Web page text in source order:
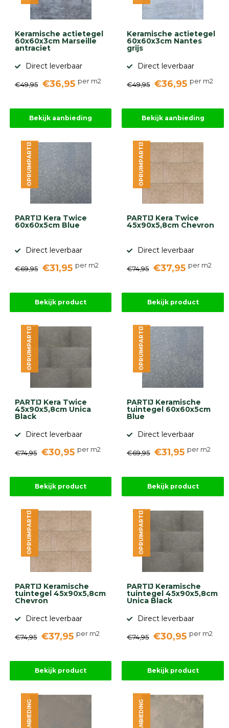
Keramische actietegel
60x60x3cm Marseille
antraciet
Direct leverbaar
€49,95 €36,95 per m2
Bekijk aanbieding
Keramische actietegel
60x60x3cm Nantes
grijs
Direct leverbaar
€49,95 €36,95 per m2
Bekijk aanbieding
PARTIJ Kera Twice
60x60x5cm Blue
Direct leverbaar
€69,95 €31,95 per m2
OPRUIMPARTIJ
Bekijk product
PARTIJ Kera Twice
45x90x5,8cm Chevron
Direct leverbaar
€74,95 €37,95 per m2
OPRUIMPARTIJ
Bekijk product
PARTIJ Kera Twice
45x90x5,8cm Unica
Black
Direct leverbaar
€74,95 €30,95 per m2
OPRUIMPARTIJ
Bekijk product
PARTIJ Keramische
tuintegel 60x60x5cm
Blue
Direct leverbaar
€69,95 €31,95 per m2
OPRUIMPARTIJ
Bekijk product
PARTIJ Keramische
tuintegel 45x90x5,8cm
Chevron
Direct leverbaar
€74,95 €37,95 per m2
OPRUIMPARTIJ
Bekijk product
PARTIJ Keramische
tuintegel 45x90x5,8cm
Unica Black
Direct leverbaar
€74,95 €30,95 per m2
OPRUIMPARTIJ
Bekijk product
AANBIEDING AANBIEDING